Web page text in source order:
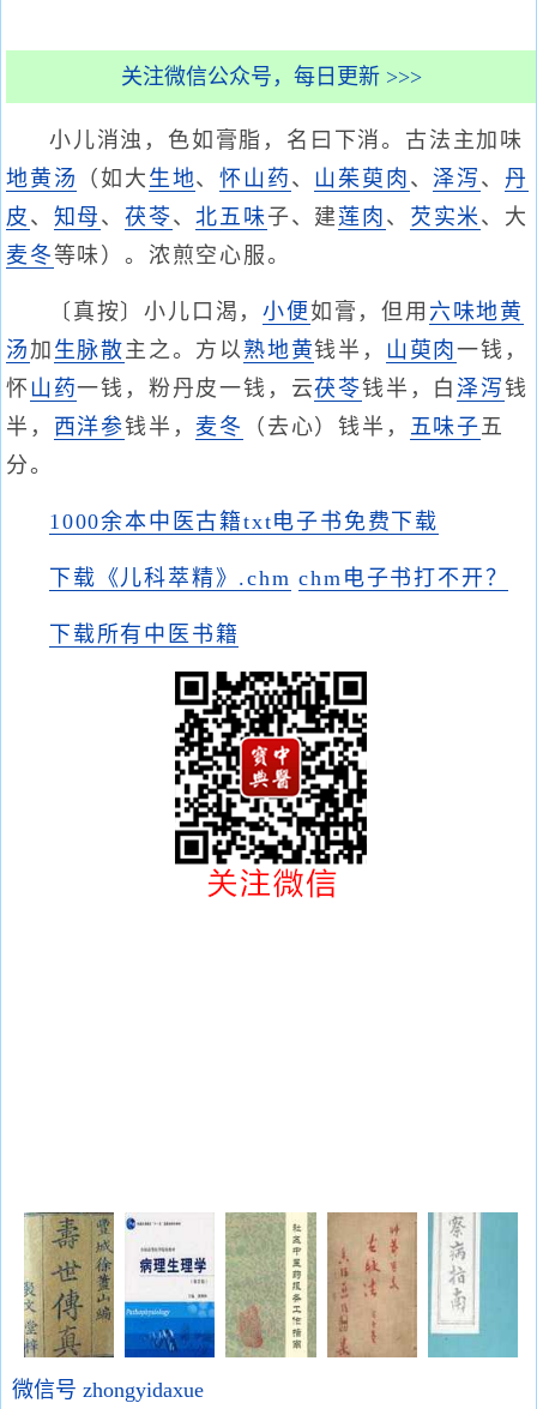
关注微信公众号，每日更新 >>>
小儿消浊，色如膏脂，名曰下消。古法主加味
地黄汤
（如大 生地、怀山药 、 山茱萸肉 、 泽泻 、 丹
皮 、 知母 、茯苓、北五味子、建 莲肉 、 芡实米、大
麦冬等味）。浓煎空心服。
〔真按〕小儿口渴，小便如膏，但用 六味地黄
汤 加 生脉散主之。方以 熟地黄钱半， 山萸肉一钱，
怀 山药一钱，粉丹皮一钱，云茯苓钱半，白 泽泻钱
半，
西洋参钱半， 麦冬 （去心）钱半， 五味子五
分。
1000余本中医古籍txt电子书免费下载
下载《儿科萃精》.chm chm电子书打不开？
下载所有中医书籍
微信号 zhongyidaxue